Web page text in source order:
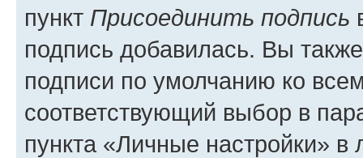
пункт Присоединить подпись
подпись добавилась. Вы
подписи по умолчанию ко
соответствующий выбор в
пункта «Личные настройки»